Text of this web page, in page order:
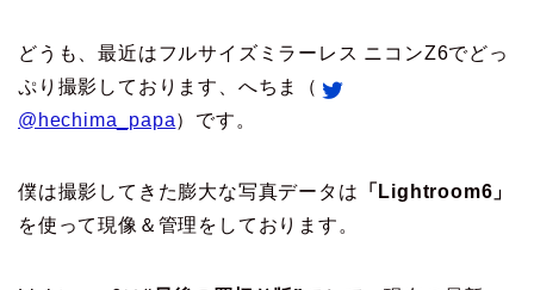
どうも、最近はフルサイズミラーレス ニコンZ6でどっ
ぷり撮影しております、へちま（
@hechima_papa）です。
僕は撮影してきた膨大な写真データは 「Lightroom6」
を使って現像＆管理をしております。